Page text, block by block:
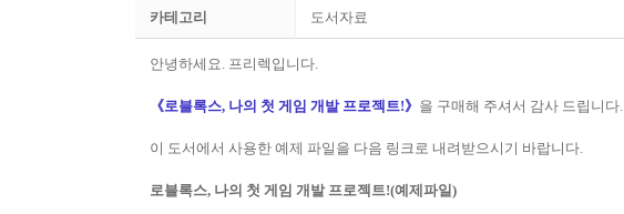
카테고리 도서자료
안녕하세요. 프리렉입니다.
《로블록스, 나의 첫 게임 개발 프로젝트!》 을 구매해 주셔서 감사 드립니다.
이 도서에서 사용한 예제 파일을 다음 링크로 내려받으시기 바랍니다.
로블록스, 나의 첫 게임 개발 프로젝트!(예제파일)